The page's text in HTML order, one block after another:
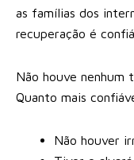
as famílias dos
recuperação é
Não houve nenhum
Quanto mais
Não houver